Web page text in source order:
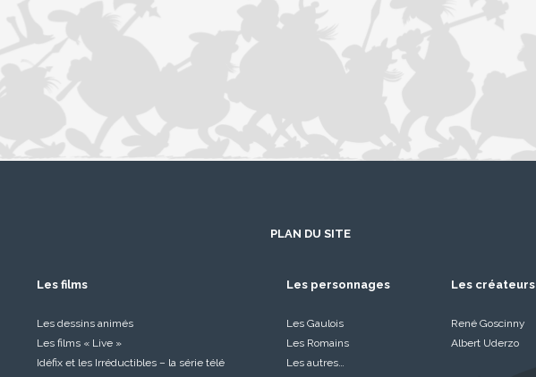
PLAN DU SITE
Les films
Les dessins animés
Les films « Live »
Idéfix et les Irréductibles – la série télé
Les personnages
Les Gaulois
Les Romains
Les autres…
Les créateurs
René Goscinny
Albert Uderzo